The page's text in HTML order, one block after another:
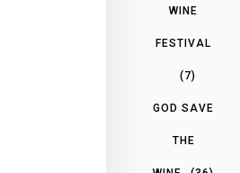
WINE
FESTIVAL
(7)
GOD SAVE
THE